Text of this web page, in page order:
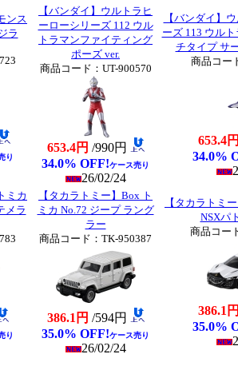
ンス
ラ
り
【バンダイ】ウルトラヒ
ーローシリーズ 112 ウル
トラマンファイティング
ポーズ ver.
商品コード：UT-900570
653.4円 /990円
34.0% OFF!ケース売り
26/02/24
【バンダイ】
ーズ 113 ウル
チタイプ サ
商品コー
653.4
34.0%
ミカ
メラ
り
【タカラトミー】Box ト
ミカ No.72 ジープ ラング
ラー
商品コード：TK-950387
386.1円 /594円
35.0% OFF!ケース売り
26/02/24
【タカラトミ
NSXパ
商品コー
386.1
35.0%